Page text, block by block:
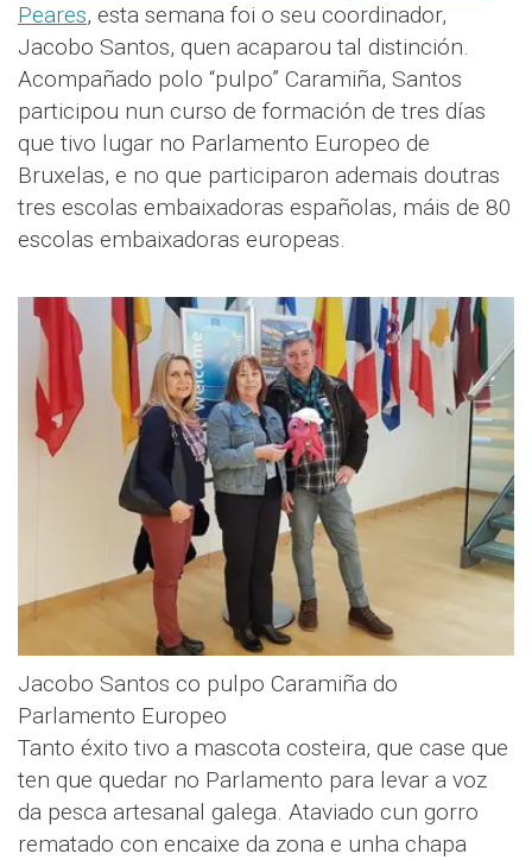
Peares, esta semana foi o seu coordinador,
Jacobo Santos, quen acaparou tal distinción.
Acompañado polo “pulpo” Caramiña, Santos
participou nun curso de formación de tres días
que tivo lugar no Parlamento Europeo de
Bruxelas, e no que participaron ademais doutras
tres escolas embaixadoras españolas, máis de 80
escolas embaixadoras europeas.
Jacobo Santos co pulpo Caramiña do
Parlamento Europeo
Tanto éxito tivo a mascota costeira, que case que
ten que quedar no Parlamento para levar a voz
da pesca artesanal galega. Ataviado cun gorro
rematado con encaixe da zona e unha chapa